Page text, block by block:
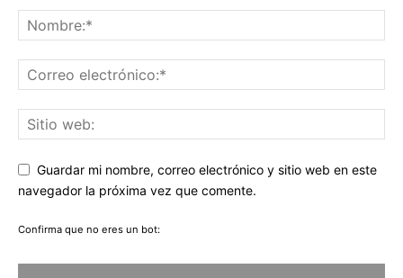
Guardar mi nombre, correo electrónico y sitio web en este
navegador la próxima vez que comente.
Confirma que no eres un bot: